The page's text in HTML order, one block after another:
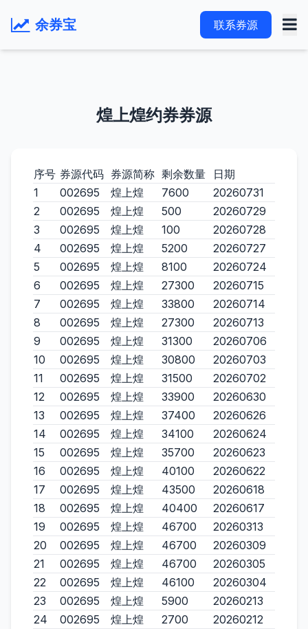
余券宝 联系券源
煌上煌约券券源
序号 券源代码 券源简称 剩余数量
日期
1
002695 煌上煌 7600
20260731
2
002695 煌上煌 500
20260729
3
002695 煌上煌 100
20260728
4
002695 煌上煌 5200
20260727
5
002695 煌上煌 8100
20260724
6
002695 煌上煌 27300
20260715
7
002695 煌上煌 33800
20260714
8
002695 煌上煌 27300
20260713
9
002695 煌上煌 31300
20260706
10
002695 煌上煌 30800
20260703
11
002695 煌上煌 31500
20260702
12
002695 煌上煌 33900
20260630
13
002695 煌上煌 37400
20260626
14
002695 煌上煌 34100
20260624
15
002695 煌上煌 35700
20260623
16
002695 煌上煌 40100
20260622
17
002695 煌上煌 43500
20260618
18
002695 煌上煌 40400
20260617
19
002695 煌上煌 46700
20260313
20
002695 煌上煌 46700
20260309
21
002695 煌上煌 46700
20260305
22
002695 煌上煌 46100
20260304
23
002695 煌上煌 5900
20260213
24
002695 煌上煌 2700
20260212